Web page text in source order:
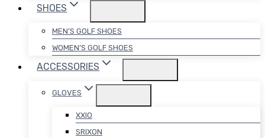
SHOES
MEN’S GOLF SHOES
WOMEN’S GOLF SHOES
ACCESSORIES
GLOVES
XXIO
SRIXON